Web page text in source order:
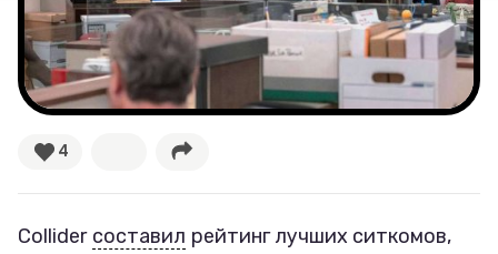
Секспросвет
Великие женщины
Тренды
4
Collider составил рейтинг лучших ситкомов,